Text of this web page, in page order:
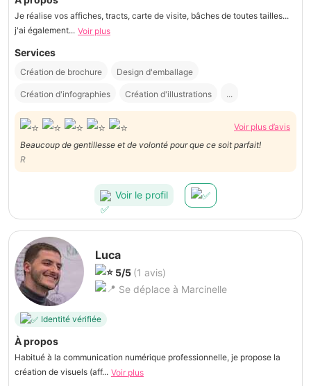
Je réalise vos affiches, tracts, carte de visite, bâches de toutes tailles...
j'ai également... Voir plus
Services
Création de brochure Design d'emballage
Création d'infographies Création d'illustrations ...
Voir plus d’avis
Beaucoup de gentillesse et de volonté pour que ce soit parfait!
R
Voir le profil
Luca
5/5 (1 avis)
Se déplace à Marcinelle
Identité vérifiée
À propos
Habitué à la communication numérique professionnelle, je propose la
création de visuels (aff... Voir plus